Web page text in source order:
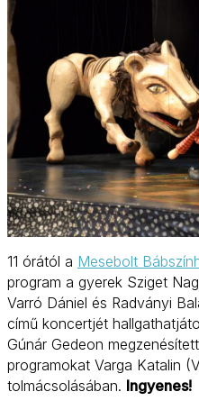
11 órától a Mesebolt
program a gyerek Sziget
Varró Dániel és Radványi
című koncertjét
Gúnár Gedeon
programokat Varga Katalin
tolmácsolásában. Ingyenes!